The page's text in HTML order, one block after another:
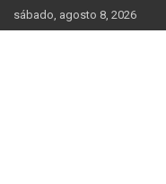
Saltar
al
sábado, agosto 8, 2026